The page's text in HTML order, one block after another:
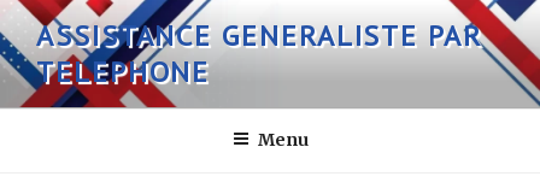
Aller
au
contenu
principal
ASSISTANCE GENERALISTE PAR
TELEPHONE
Menu